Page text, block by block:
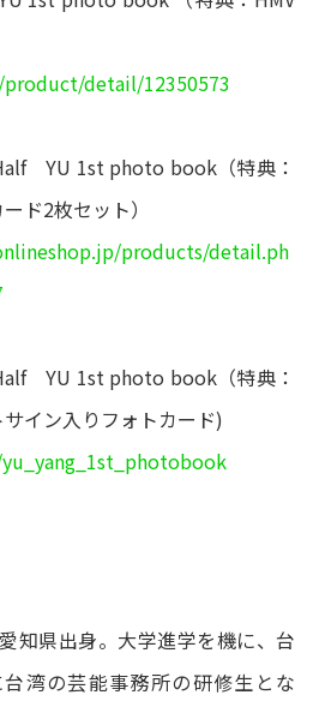
detail/12350573
YU 1st photo book（特典：
ド2枚セット）
products/detail.ph
YU 1st photo book（特典：
イン入りフォトカード)
知県出身。大学進学を機に、台
湾の芸能事務所の研修生とな